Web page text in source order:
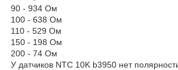
90 - 934 Ом
100 - 638 Ом
110 - 529 Ом
150 - 198 Ом
200 - 74 Ом
У датчиков NTC 10K b3950 нет